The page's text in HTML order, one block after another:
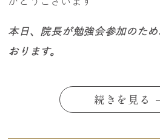
本日、院長が勉強会参加のた
おります。
続きを見る